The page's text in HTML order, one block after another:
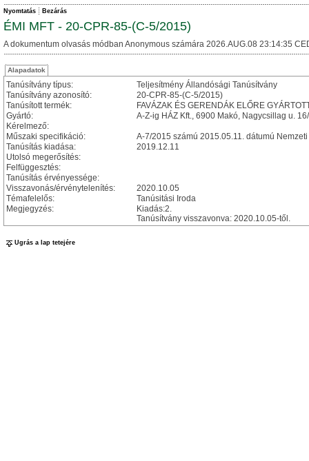
Nyomtatás Bezárás
ÉMI MFT - 20-CPR-85-(C-5/2015)
A dokumentum olvasás módban Anonymous számára 2026.AUG.08 23:14:35
Alapadatok
Tanúsítvány típus:
Teljesítmény Állandósági Tanúsítvány
Tanúsítvány azonosító:
20-CPR-85-(C-5/2015)
Tanúsított termék:
FAVÁZAK ÉS GERENDÁK ELŐRE
Gyártó:
A-Z-ig HÁZ Kft., 6900 Makó, Nagycsillag u.
Kérelmező:
Műszaki specifikáció:
A-7/2015 számú 2015.05.11. dátumú
Tanúsítás kiadása:
2019.12.11
Utolsó megerősítés:
Felfüggesztés:
Tanúsítás érvényessége:
Visszavonás/érvénytelenítés:
2020.10.05
Témafelelős:
Tanúsitási Iroda
Megjegyzés:
Kiadás:2.
Tanúsítvány visszavonva: 2020.10.05-től.
Ugrás a lap tetejére